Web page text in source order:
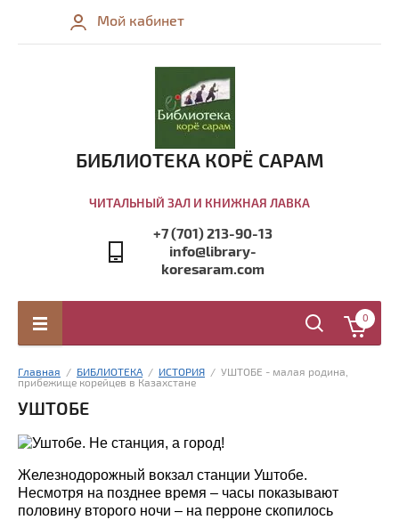
Мой кабинет
БИБЛИОТЕКА КОРЁ САРАМ
ЧИТАЛЬНЫЙ ЗАЛ И КНИЖНАЯ ЛАВКА
+7 (701) 213-90-13
info@library-
koresaram.com
0
Главная
  /
БИБЛИОТЕКА
  /
ИСТОРИЯ
  /  УШТОБЕ - малая родина,
прибежище корейцев в Казахстане
УШТОБЕ
Железнодорожный вокзал станции Уштобе.
Несмотря на позднее время – часы показывают
половину второго ночи – на перроне скопилось